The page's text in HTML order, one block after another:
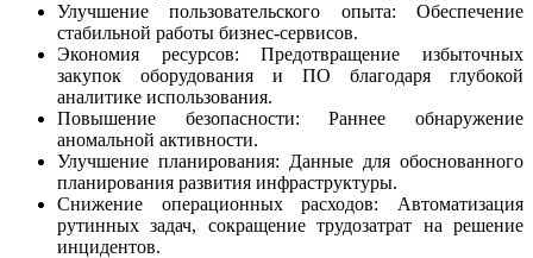
Улучшение пользовательского опыта: Обеспечение
стабильной работы бизнес-сервисов.
Экономия ресурсов: Предотвращение избыточных
закупок оборудования и ПО благодаря глубокой
аналитике использования.
Повышение безопасности: Раннее обнаружение
аномальной активности.
Улучшение планирования: Данные для обоснованного
планирования развития инфраструктуры.
Снижение операционных расходов: Автоматизация
рутинных задач, сокращение трудозатрат на решение
инцидентов.